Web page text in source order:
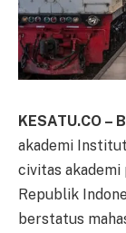
KESATU.CO –
akademi
civitas
Republik
berstatus